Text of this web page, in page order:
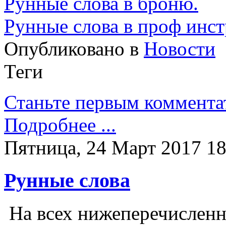
Рунные слова в проф
Опубликовано в Новости
Теги
Станьте первым
Подробнее ...
Пятница, 24 Март 2017
Рунные слова
На всех